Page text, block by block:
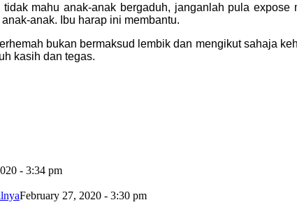
mahu anak-anak bergaduh, janganlah pula
anak. Ibu harap ini membantu.
bukan bermaksud lembik dan mengikut sahaja
kasih dan tegas.
- 3:34 pm
February 27, 2020 - 3:30 pm